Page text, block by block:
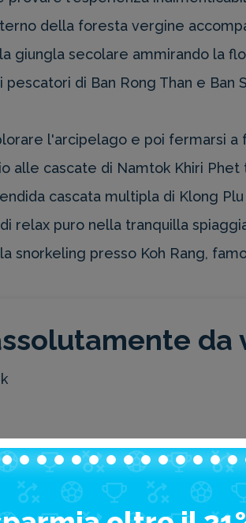
della foresta vergine
giungla secolare ammirando la
di Ban Rong Than e
l'arcipelago e poi fermarsi a
alle cascate di Namtok Khiri
cascata multipla di Klong
relax puro nella tranquilla
snorkeling presso Koh Rang,
da